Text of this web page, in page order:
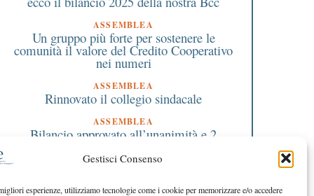
Gestisci Consenso
esperienze, utilizziamo tecnologie come i cookie per memorizzare e/o accedere
ASSEMBLEA
Un gruppo più forte per sostenere le
comunità il valore del Credito Cooperativo
nei numeri
ASSEMBLEA
Rinnovato il collegio sindacale
ASSEMBLEA
Bilancio approvato all’unanimità e 2